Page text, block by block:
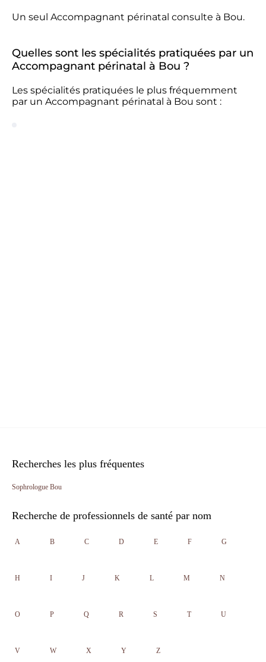
Un seul Accompagnant périnatal consulte à Bou.
Quelles sont les spécialités pratiquées par un
Accompagnant périnatal à Bou ?
Les spécialités pratiquées le plus fréquemment
par un Accompagnant périnatal à Bou sont :
Recherches les plus fréquentes
Sophrologue Bou
Recherche de professionnels de santé par nom
A B C D E F G
H I J K L M N
O P Q R S T U
V W X Y Z